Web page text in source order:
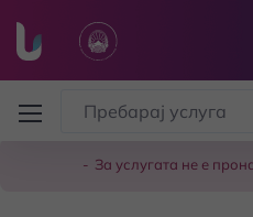
За услугата не е